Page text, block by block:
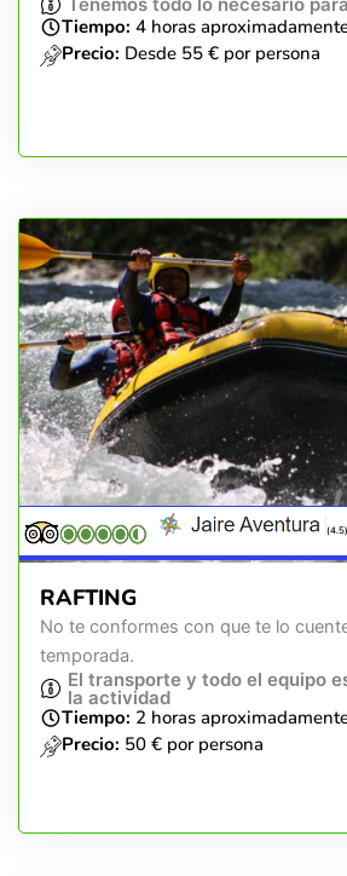
Tenemos todo lo necesario
Tiempo: 4 horas
Precio: Desde 55 € por persona
(4.5)
RAFTING
No te conformes con que te lo
temporada.
El transporte y todo el equipo
la actividad
Tiempo: 2 horas
Precio: 50 € por persona